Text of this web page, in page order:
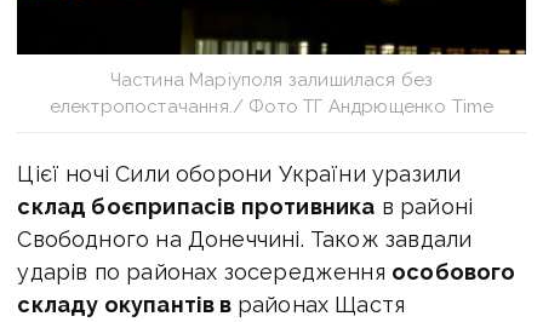
Частина Маріуполя залишилася без
електропостачання./ Фото ТГ Андрющенко Time
Цієї ночі Сили оборони України уразили
склад боєприпасів противника в районі
Свободного на Донеччині. Також завдали
ударів по районах зосередження особового
складу окупантів в районах Щастя